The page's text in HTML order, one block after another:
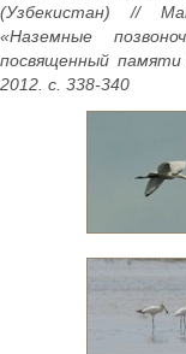
(Узбекистан) //
«Наземные
посвященный
2012. с. 338-340